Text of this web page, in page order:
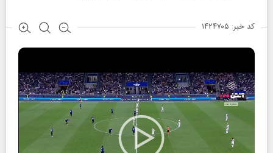
کد خبر: ۱۴۲۴۷۰۵